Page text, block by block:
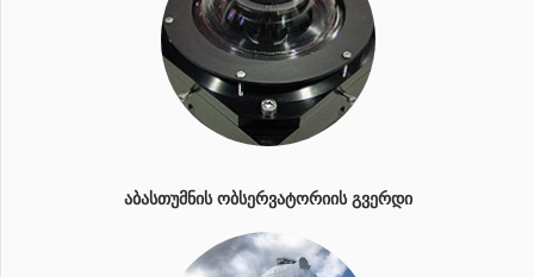
ᲐᲑᲐᲡᲗᲣᲛᲜᲘᲡ ᲝᲑᲡᲔᲠᲕᲐᲢᲝᲠᲘᲘᲡ ᲒᲕᲔᲠᲓᲘ